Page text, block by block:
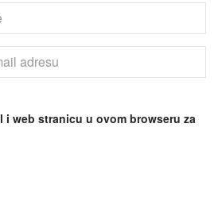
i web stranicu u ovom browseru za